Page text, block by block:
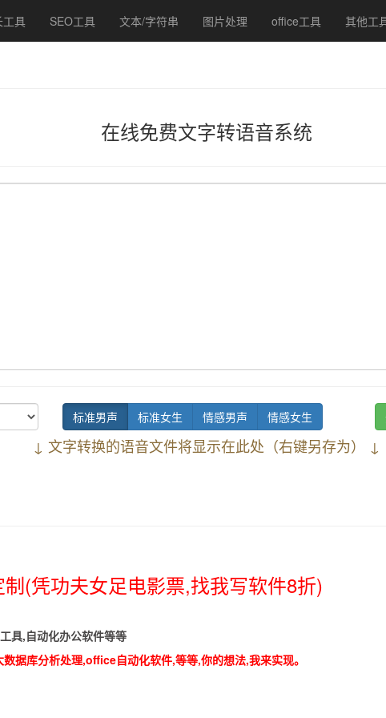
工具 SEO工具 文本/字符串 图片处理 office工具 其他工
在线免费文字转语音系统
标准男声 标准女生 情感男声 情感女生
↓ 文字转换的语音文件将显示在此处（右键另存为） ↓
(凭功夫女足电影票,找我写软件8折)
具,自动化办公软件等等
据库分析处理,office自动化软件,等等,你的想法,我来实现。